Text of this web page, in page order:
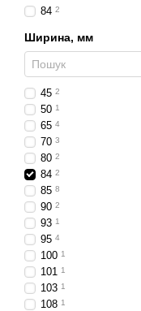
84 2
Ширина, мм
45 2
50 1
65 4
70 3
80 2
84 2
85 8
90 2
93 1
95 4
100 1
101 1
103 1
108 1